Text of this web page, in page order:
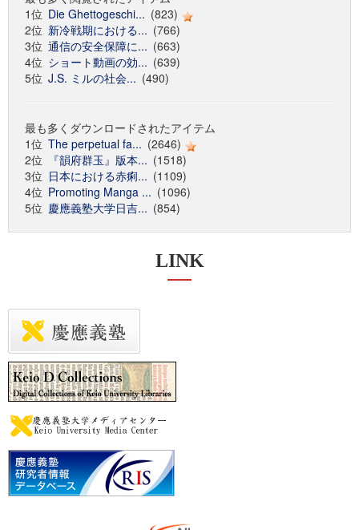
1位 Die Ghettogeschi... (823)
2位 新冷戦期における... (766)
3位 通信の安全保障に... (663)
4位 ショート動画の効... (639)
5位 J.S. ミルの社会... (490)
最も多くダウンロードされたアイテム
1位 The perpetual fa... (2646)
2位
『韻府群玉』版本... (1518)
3位 日本における赤痢... (1109)
4位 Promoting Manga ... (1096)
5位 慶應義塾大学日吉... (854)
LINK